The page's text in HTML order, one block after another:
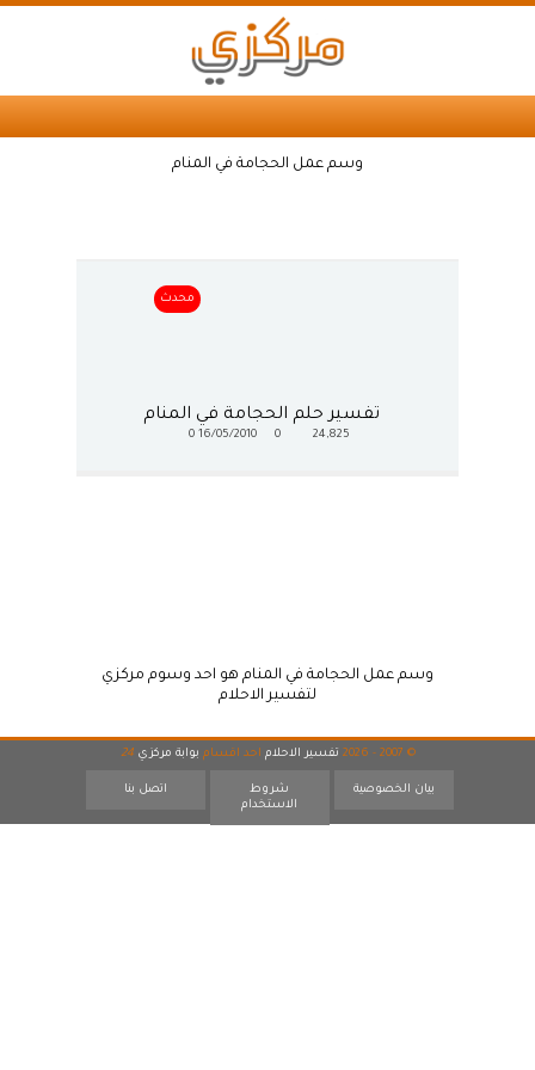
وسم عمل الحجامة في المنام
محدث
تفسير حلم الحجامة في المنام
24,825
0
16/05/2010
0
وسم عمل الحجامة في المنام هو احد وسوم مركزي
لتفسير الاحلام
© 2007 - 2026 تفسير الاحلام احد اقسام بوابة مركزي 24
بيان الخصوصية
شروط
الاستخدام
اتصل بنا